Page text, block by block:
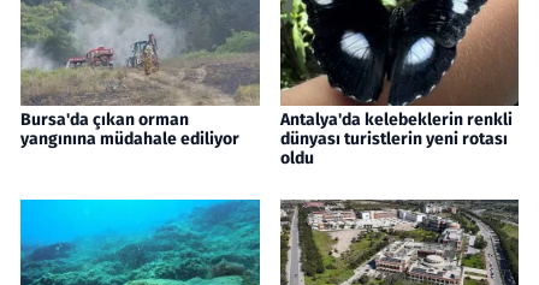
Bursa'da çıkan orman
yangınına müdahale ediliyor
Antalya'da kelebeklerin renkli
dünyası turistlerin yeni rotası
oldu